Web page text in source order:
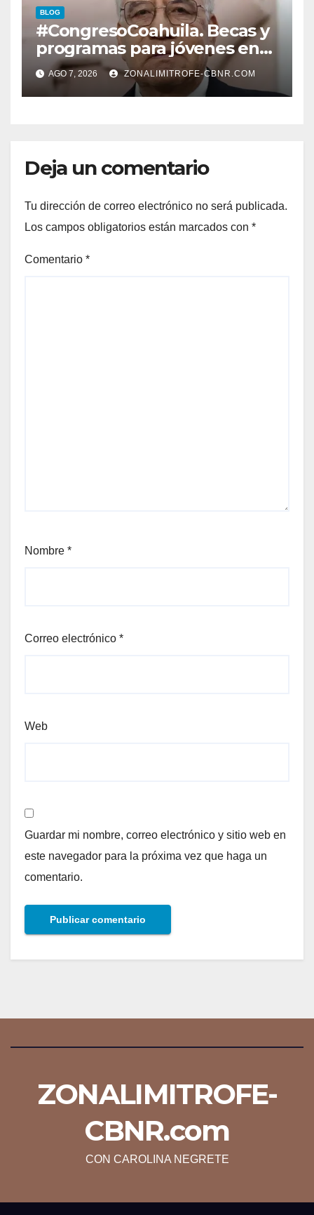
BLOG
#CongresoCoahuila. Becas y
programas para jóvenes en
áreas agropecuarias, plantea
Raúl Onofre
AGO 7, 2026 ZONALIMITROFE-CBNR.COM
Deja un comentario
Tu dirección de correo electrónico no será publicada.
Los campos obligatorios están marcados con *
Comentario *
Nombre *
Correo electrónico *
Web
Guardar mi nombre, correo electrónico y sitio web en
este navegador para la próxima vez que haga un
comentario.
ZONALIMITROFE-
CBNR.com
CON CAROLINA NEGRETE